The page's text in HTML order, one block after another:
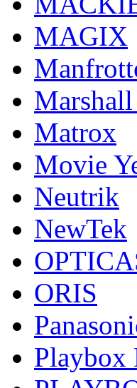
MAGIX
Matrox
Movie
Neutrik
NewTek
ORIS
Playbox